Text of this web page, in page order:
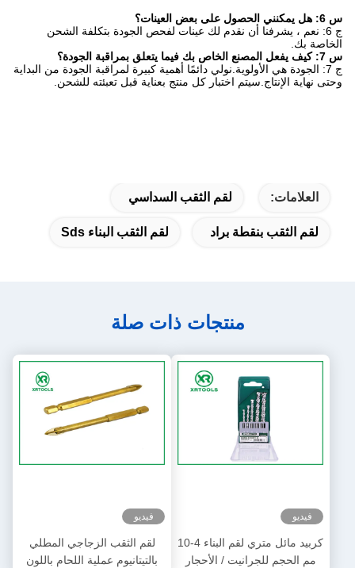
س 6: هل يمكنني الحصول على بعض العينات؟
ج 6: نعم ، يشرفنا أن نقدم لك عينات لفحص الجودة بتكلفة الشحن
الخاصة بك.
س 7: كيف يفعل المصنع الخاص بك فيما يتعلق بمراقبة الجودة؟
ج 7: الجودة هي الأولوية.نولي دائمًا أهمية كبيرة لمراقبة الجودة من البداية
وحتى نهاية الإنتاج.سيتم اختبار كل منتج بعناية قبل تعبئته للشحن.
العلامات: لقم الثقب السداسي
لقم الثقب بنقطة براد لقم الثقب البناء Sds
منتجات ذات صلة
فيديو
كربيد مائل متري لقم البناء 4-10
مم الحجم للجرانيت / الأحجار
فيديو
لقم الثقب الزجاجي المطلي
بالتيتانيوم عملية اللحام باللون